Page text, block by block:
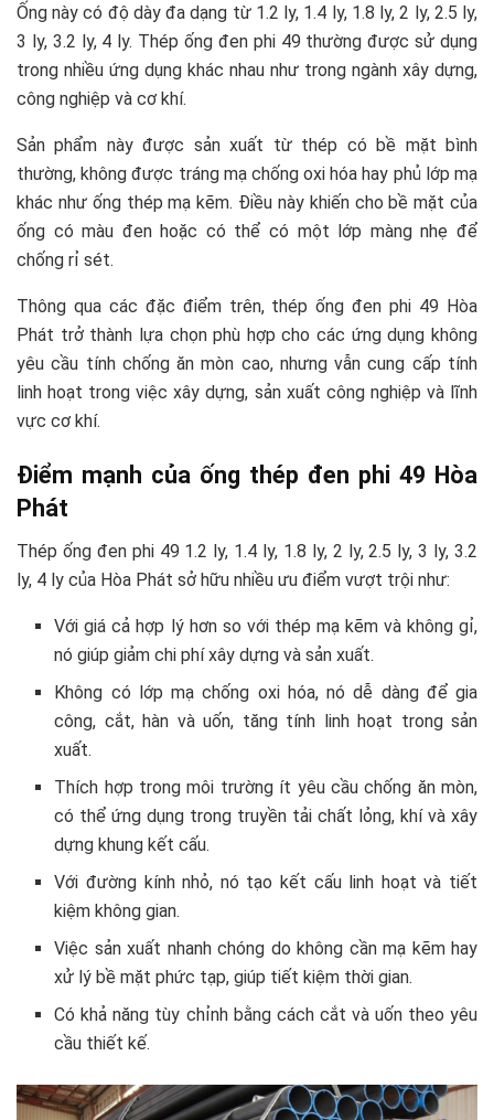
Ống này có độ dày đa dạng từ 1.2 ly, 1.4 ly, 1.8 ly, 2 ly, 2.5 ly,
3 ly, 3.2 ly, 4 ly. Thép ống đen phi 49 thường được sử dụng
trong nhiều ứng dụng khác nhau như trong ngành xây dựng,
công nghiệp và cơ khí.
Sản phẩm này được sản xuất từ thép có bề mặt bình
thường, không được tráng mạ chống oxi hóa hay phủ lớp mạ
khác như ống thép mạ kẽm. Điều này khiến cho bề mặt của
ống có màu đen hoặc có thể có một lớp màng nhẹ để
chống rỉ sét.
Thông qua các đặc điểm trên, thép ống đen phi 49 Hòa
Phát trở thành lựa chọn phù hợp cho các ứng dụng không
yêu cầu tính chống ăn mòn cao, nhưng vẫn cung cấp tính
linh hoạt trong việc xây dựng, sản xuất công nghiệp và lĩnh
vực cơ khí.
Điểm mạnh của ống thép đen phi 49 Hòa
Phát
Thép ống đen phi 49 1.2 ly, 1.4 ly, 1.8 ly, 2 ly, 2.5 ly, 3 ly, 3.2
ly, 4 ly của Hòa Phát sở hữu nhiều ưu điểm vượt trội như:
Với giá cả hợp lý hơn so với thép mạ kẽm và không gỉ,
nó giúp giảm chi phí xây dựng và sản xuất.
Không có lớp mạ chống oxi hóa, nó dễ dàng để gia
công, cắt, hàn và uốn, tăng tính linh hoạt trong sản
xuất.
Thích hợp trong môi trường ít yêu cầu chống ăn mòn,
có thể ứng dụng trong truyền tải chất lỏng, khí và xây
dựng khung kết cấu.
Với đường kính nhỏ, nó tạo kết cấu linh hoạt và tiết
kiệm không gian.
Việc sản xuất nhanh chóng do không cần mạ kẽm hay
xử lý bề mặt phức tạp, giúp tiết kiệm thời gian.
Có khả năng tùy chỉnh bằng cách cắt và uốn theo yêu
cầu thiết kế.